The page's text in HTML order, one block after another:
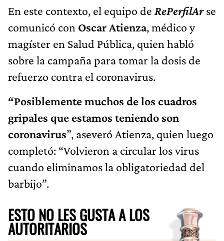
En este contexto, el equipo de RePerfilArse
comunicó con Oscar Atienza, médico y
magíster en Salud Pública, quien habló
sobre la campaña para tomar la dosis de
refuerzo contra el coronavirus.
“Posiblemente muchos de los cuadros
gripales que estamos teniendo son
coronavirus”, aseveró Atienza, quien luego
completó: “Volvieron a circular los virus
cuando eliminamos la obligatoriedad del
barbijo”.
ESTO NO LES GUSTA A LOS
AUTORITARIOS